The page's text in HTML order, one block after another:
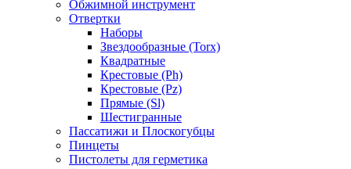
Обжимной инструмент
Отвертки
Наборы
Звездообразные (Torx)
Квадратные
Крестовые (Ph)
Крестовые (Pz)
Прямые (Sl)
Шестигранные
Пассатижи и Плоскогубцы
Пинцеты
Пистолеты для герметика